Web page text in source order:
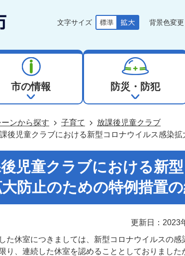
文字サイズ 背景色変更
市の情報 防災・防犯
ンから探す 子育て
放課後児童クラブ
後児童クラブにおける新型コロナウイルス感染
児童クラブにおける新
防止のための特例措置
更新日：2023
た休室につきましては、新型コロナウイルスの感
り、連続した休室を認めることとしておりました